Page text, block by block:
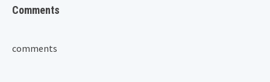
Comments
comments